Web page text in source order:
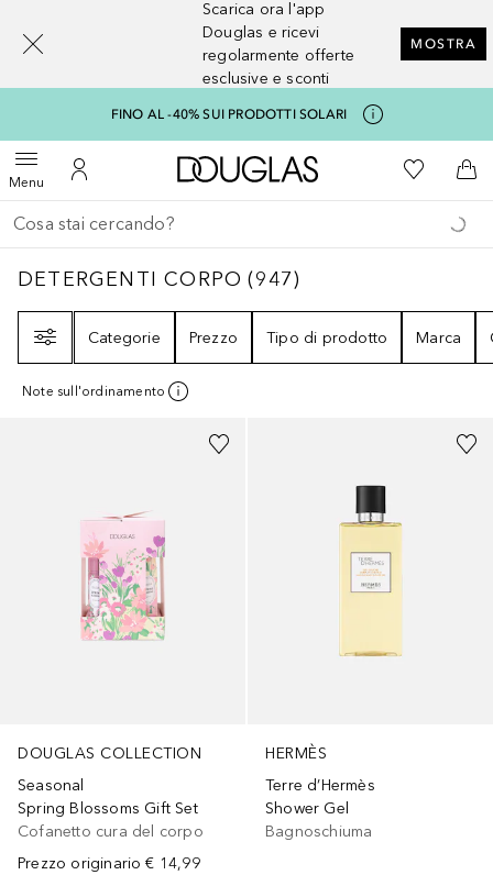
Scarica ora l'app
Douglas e ricevi
regolarmente offerte
esclusive e sconti
MOSTRA
FINO AL -40% SUI PRODOTTI SOLARI
MenuApri menuAl Mio Account
A Douglas HomeAlla Mia
Al
Torna indietro
Esegui ricerca
DETERGENTI CORPO947
DETERGENTI CORPO (947)
Categorie
Prezzo Tipo di prodotto Marca
Note sull'ordinamento
DOUGLAS COLLECTION
Seasonal
Spring Blossoms Gift Set
Cofanetto cura del corpo
Prezzo originario € 14,99
Sponsorizzato
HERMÈS
Terre d’Hermès
Shower Gel
Bagnoschiuma
[navigation.slideout.screenreader]